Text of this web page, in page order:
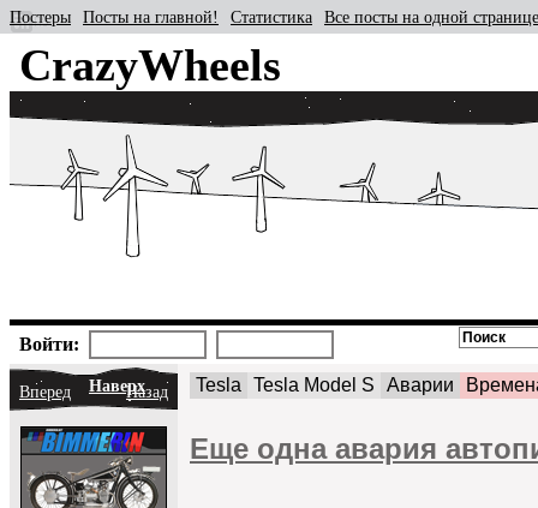
CrazyWheels
Постеры Посты на главной! Статистика Все посты на одной странице
Войти:
Вперед НаверхНазад Tesla Tesla Model S Аварии
Еще одна авария